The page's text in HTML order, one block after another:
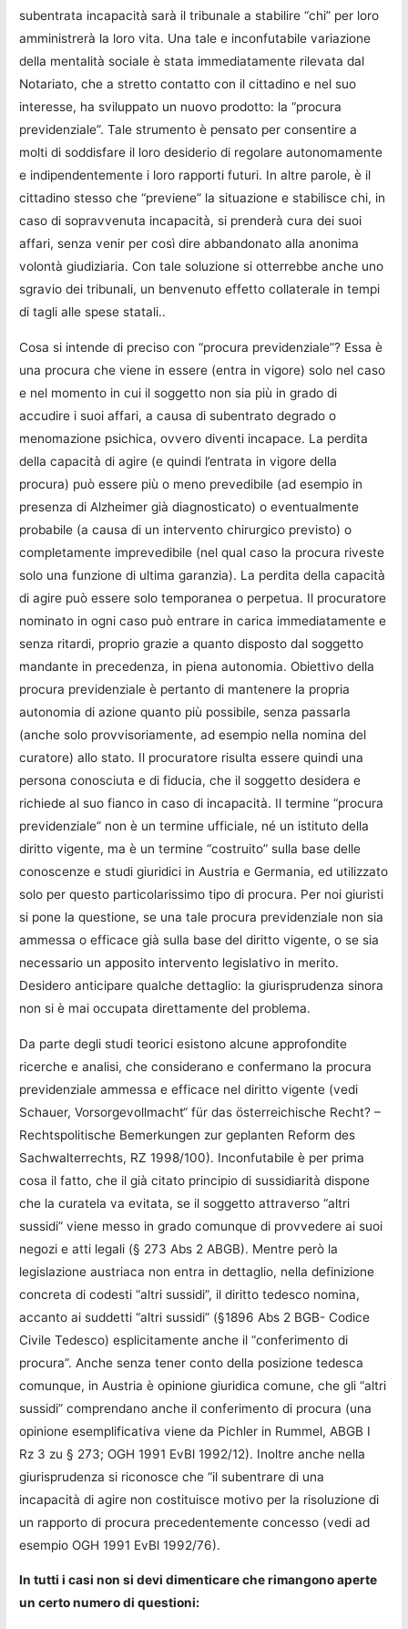
subentrata incapacità sarà il tribunale a stabilire “chi” per loro
amministrerà la loro vita. Una tale e inconfutabile variazione
della mentalità sociale è stata immediatamente rilevata dal
Notariato, che a stretto contatto con il cittadino e nel suo
interesse, ha sviluppato un nuovo prodotto: la “procura
previdenziale”. Tale strumento è pensato per consentire a
molti di soddisfare il loro desiderio di regolare autonomamente
e indipendentemente i loro rapporti futuri. In altre parole, è il
cittadino stesso che “previene” la situazione e stabilisce chi, in
caso di sopravvenuta incapacità, si prenderà cura dei suoi
affari, senza venir per così dire abbandonato alla anonima
volontà giudiziaria. Con tale soluzione si otterrebbe anche uno
sgravio dei tribunali, un benvenuto effetto collaterale in tempi
di tagli alle spese statali..
Cosa si intende di preciso con “procura previdenziale”? Essa è
una procura che viene in essere (entra in vigore) solo nel caso
e nel momento in cui il soggetto non sia più in grado di
accudire i suoi affari, a causa di subentrato degrado o
menomazione psichica, ovvero diventi incapace. La perdita
della capacità di agire (e quindi l’entrata in vigore della
procura) può essere più o meno prevedibile (ad esempio in
presenza di Alzheimer già diagnosticato) o eventualmente
probabile (a causa di un intervento chirurgico previsto) o
completamente imprevedibile (nel qual caso la procura riveste
solo una funzione di ultima garanzia). La perdita della capacità
di agire può essere solo temporanea o perpetua. Il procuratore
nominato in ogni caso può entrare in carica immediatamente e
senza ritardi, proprio grazie a quanto disposto dal soggetto
mandante in precedenza, in piena autonomia. Obiettivo della
procura previdenziale è pertanto di mantenere la propria
autonomia di azione quanto più possibile, senza passarla
(anche solo provvisoriamente, ad esempio nella nomina del
curatore) allo stato. Il procuratore risulta essere quindi una
persona conosciuta e di fiducia, che il soggetto desidera e
richiede al suo fianco in caso di incapacità. Il termine “procura
previdenziale” non è un termine ufficiale, né un istituto della
diritto vigente, ma è un termine “costruito” sulla base delle
conoscenze e studi giuridici in Austria e Germania, ed utilizzato
solo per questo particolarissimo tipo di procura. Per noi giuristi
si pone la questione, se una tale procura previdenziale non sia
ammessa o efficace già sulla base del diritto vigente, o se sia
necessario un apposito intervento legislativo in merito.
Desidero anticipare qualche dettaglio: la giurisprudenza sinora
non si è mai occupata direttamente del problema.
Da parte degli studi teorici esistono alcune approfondite
ricerche e analisi, che considerano e confermano la procura
previdenziale ammessa e efficace nel diritto vigente (vedi
Schauer, Vorsorgevollmacht“ für das österreichische Recht? –
Rechtspolitische Bemerkungen zur geplanten Reform des
Sachwalterrechts, RZ 1998/100). Inconfutabile è per prima
cosa il fatto, che il già citato principio di sussidiarità dispone
che la curatela va evitata, se il soggetto attraverso “altri
sussidi” viene messo in grado comunque di provvedere ai suoi
negozi e atti legali (§ 273 Abs 2 ABGB). Mentre però la
legislazione austriaca non entra in dettaglio, nella definizione
concreta di codesti “altri sussidi”, il diritto tedesco nomina,
accanto ai suddetti “altri sussidi” (§1896 Abs 2 BGB- Codice
Civile Tedesco) esplicitamente anche il “conferimento di
procura”. Anche senza tener conto della posizione tedesca
comunque, in Austria è opinione giuridica comune, che gli “altri
sussidi” comprendano anche il conferimento di procura (una
opinione esemplificativa viene da Pichler in Rummel, ABGB I
Rz 3 zu § 273; OGH 1991 EvBl 1992/12). Inoltre anche nella
giurisprudenza si riconosce che “il subentrare di una
incapacità di agire non costituisce motivo per la risoluzione di
un rapporto di procura precedentemente concesso (vedi ad
esempio OGH 1991 EvBl 1992/76).
In tutti i casi non si devi dimenticare che rimangono aperte
un certo numero di questioni: